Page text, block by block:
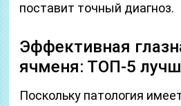
поставит точный диагноз.
Эффективная
ячменя: ТОП-5
Поскольку патология